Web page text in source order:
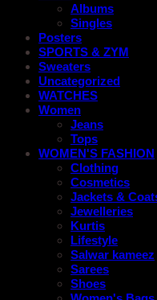
Albums
Singles
Posters
SPORTS & ZYM
Sweaters
Uncategorized
WATCHES
Women
Jeans
Tops
WOMEN'S FASHION
Clothing
Cosmetics
Jackets &
Jewelleries
Kurtis
Lifestyle
Salwar kameez
Sarees
Shoes